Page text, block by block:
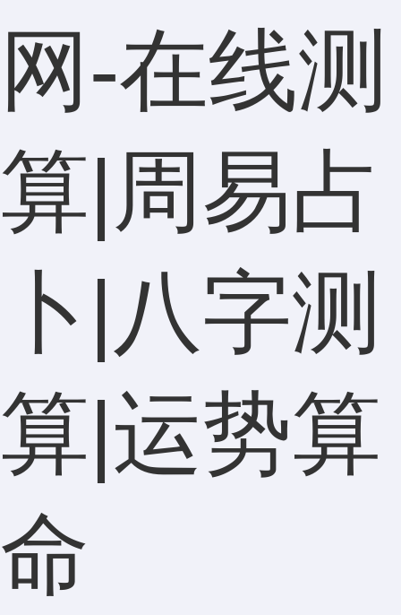
网-在线测
算|周易占
卜|八字测
算|运势算
命